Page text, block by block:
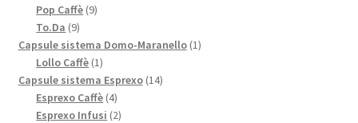
Pop Caffè 99
To.Da 99
prodotti
Capsule sistema Domo-Maranello 11
Lollo Caffè 11
prodotto
Capsule sistema Esprexo 1414
Esprexo Caffè 44
prodotti
Esprexo Infusi 22